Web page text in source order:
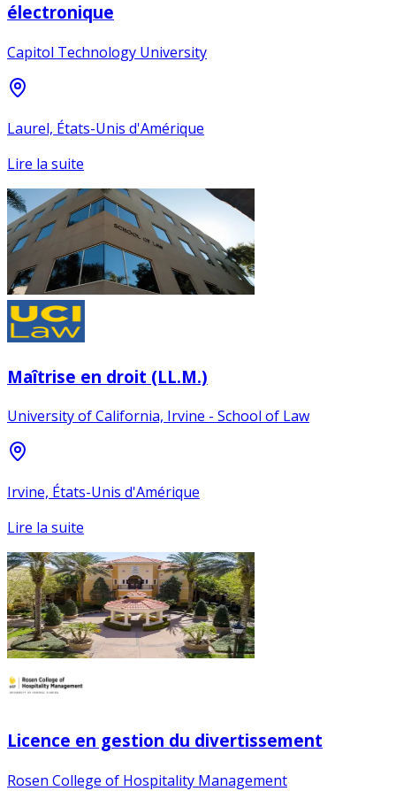
électronique
Capitol Technology University
Laurel, États-Unis d'Amérique
Lire la suite
Maîtrise en droit (LL.M.)
University of California, Irvine - School of Law
Irvine, États-Unis d'Amérique
Lire la suite
Licence en gestion du divertissement
Rosen College of Hospitality Management